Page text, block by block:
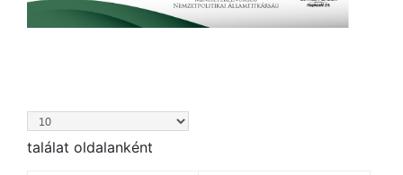
találat oldalanként